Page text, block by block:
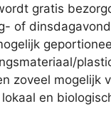
gratis
of dinsdagavond
zoveel mogelijk
en